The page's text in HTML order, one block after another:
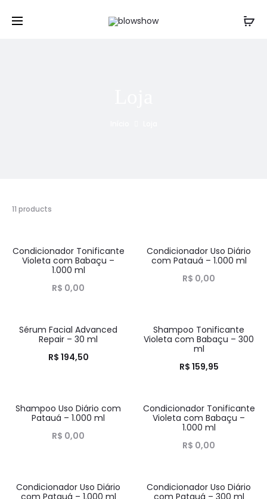
11 products
HOT
Condicionador Tonificante
Violeta com Babaçu –
1.000 ml
R$ 0,00
HOT
Condicionador Uso Diário
com Patauá – 1.000 ml
R$ 0,00
HOT
Sérum Facial Advanced
Repair – 30 ml
R$ 194,50
HOT
Shampoo Tonificante
Violeta com Babaçu – 300
ml
R$ 159,95
HOT
Shampoo Uso Diário com
Patauá – 1.000 ml
R$ 0,00
HOT
Condicionador Tonificante
Violeta com Babaçu –
1.000 ml
R$ 0,00
HOT
Condicionador Uso Diário
com Patauá – 1.000 ml
HOT
Condicionador Uso Diário
com Patauá – 300 ml